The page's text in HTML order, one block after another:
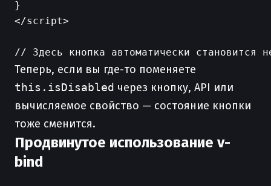
}
</script>
Теперь, если вы где-то поменяете
this.isDisabled через кнопку, API или
вычисляемое свойство — состояние кнопки
тоже сменится.
Продвинутое использование v-
bind